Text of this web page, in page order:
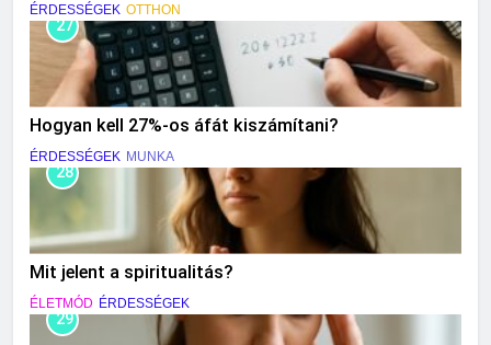
ÉRDESSÉGEK OTTHON
27
Hogyan kell 27%-os áfát kiszámítani?
ÉRDESSÉGEK MUNKA
28
Mit jelent a spiritualitás?
ÉLETMÓD ÉRDESSÉGEK
29